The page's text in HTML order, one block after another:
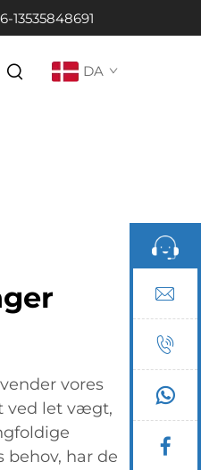
13535848691
DA
vores
ved let vægt,
behov, har de